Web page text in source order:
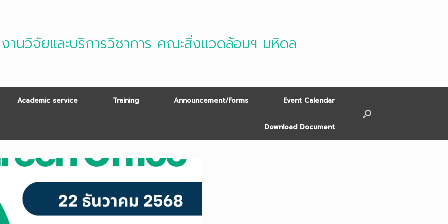
งานวิจัยและบริการวิชาการ คณะสิ่งแวดล้อมฯ มหิดล
Academic service Training Announcement/Forms Event Calendar
Download Document